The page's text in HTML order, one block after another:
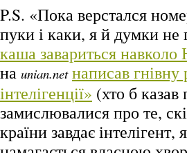
P.S. «Пока верстался
пуки і каки, я й думки не
каша завариться
на unian.net написав
інтелігенції» (хто б
замислювалися про те,
країни завдає